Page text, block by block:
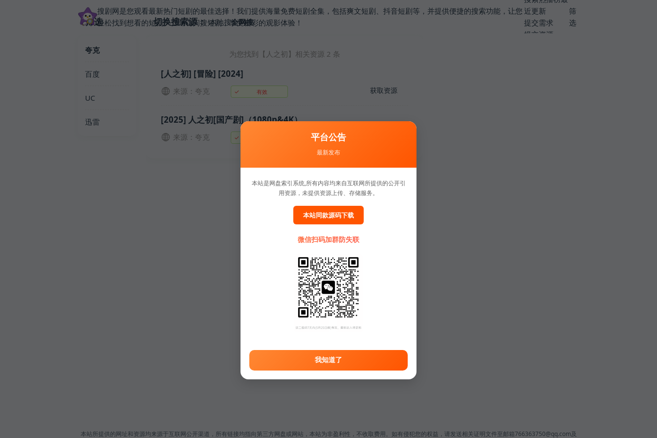
搜剧网是您观看最新热门短剧的最佳选择！我们提供海量免费短剧全集，包括爽文短剧、抖音短剧等，并提供便捷的搜索功能，让您
轻松找到想看的短剧。立即访问搜短剧，享受精彩的观影体验！
近更新
提交需求
提交资源
筛
选
筛选
夸克
百度
UC
迅雷
切换搜索源： 本地搜全网搜
为您找到【 人之初 】相关资源 2 条
[人之初] [冒险] [2024]
来源：夸克 ✓ 有效 获取资源
[2025] 人之初[国产剧]（1080p&4K）
来源：夸克 ✓
本站所提供的网址和资源均来源于互联网公开渠道，所有链接均指向第三方网盘或网站，本站为非盈利性，不收取费用。如有侵犯您的权益，请发送相关证明文件至邮箱766363750@qq.com及
平台公告
最新发布
本站是网盘索引系统,所有内容均来自互联网所提供的公开引
用资源，未提供资源上传、存储服务。
本站同款源码下载
微信扫码加群防失联
我知道了